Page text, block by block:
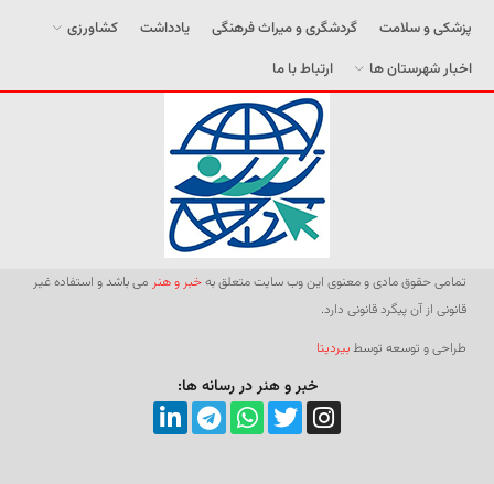
پزشکی و سلامت
گردشگری و میراث فرهنگی یادداشت
کشاورزی
اخبار شهرستان ها
ارتباط با ما
تمامی حقوق مادی و معنوی این وب سایت متعلق بهخبر و هنر می باشد و استفاده غیر
قانونی از آن پیگرد قانونی دارد.
طراحی و توسعه توسطبیردیتا
خبر و هنر در رسانه ها: